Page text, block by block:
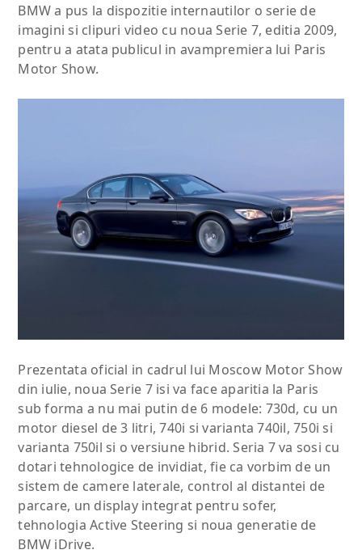
BMW a pus la dispozitie internautilor o serie de
imagini si clipuri video cu noua Serie 7, editia 2009,
pentru a atata publicul in avampremiera lui Paris
Motor Show.
Prezentata oficial in cadrul lui Moscow Motor Show
din iulie, noua Serie 7 isi va face aparitia la Paris
sub forma a nu mai putin de 6 modele: 730d, cu un
motor diesel de 3 litri, 740i si varianta 740il, 750i si
varianta 750il si o versiune hibrid. Seria 7 va sosi cu
dotari tehnologice de invidiat, fie ca vorbim de un
sistem de camere laterale, control al distantei de
parcare, un display integrat pentru sofer,
tehnologia Active Steering si noua generatie de
BMW iDrive.